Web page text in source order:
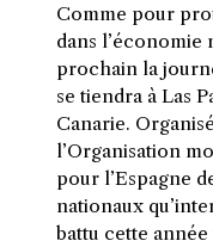
Comme pour
dans l’économie
prochain la
se tiendra à Las
Canarie.
l’Organisation
pour l’Espagne
nationaux
battu cette année